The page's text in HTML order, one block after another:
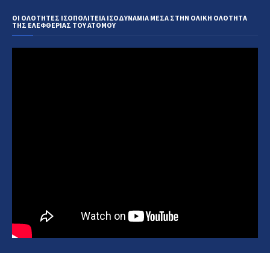
ΟΙ ΟΛΟΤΗΤΕΣ ΙΣΟΠΟΛΙΤΕΙΑ ΙΣΟΔΥΝΑΜΙΑ ΜΕΣΑ ΣΤΗΝ ΟΛΙΚΗ ΟΛΟΤΗΤΑ
ΤΗΣ ΕΛΕΦΘΕΡΙΑΣ ΤΟΥ ΑΤΟΜΟΥ